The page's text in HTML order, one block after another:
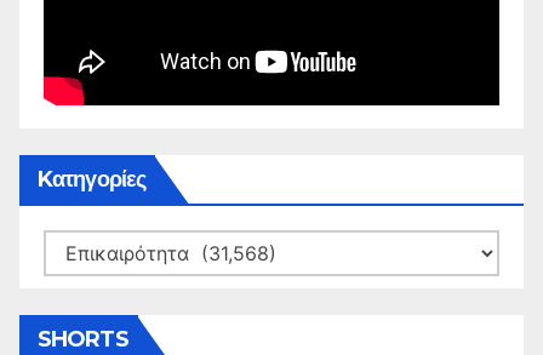
Kατηγορίες
Kατηγορίες
SHORTS